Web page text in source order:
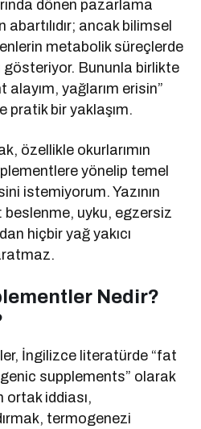
dönen pazarlama
ancak bilimsel
metabolik süreçlerde
gösteriyor. Bununla birlikte
alayım, yağlarım erisin”
pratik bir yaklaşım.
özellikle okurlarımın
yönelip temel
istemiyorum. Yazının
uyku, egzersiz
hiçbir yağ yakıcı
Nedir?
İngilizce literatürde “fat
supplements” olarak
ortak iddiası,
termogenezi